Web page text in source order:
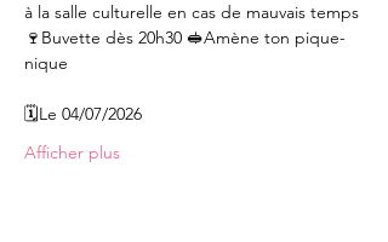
à la salle culturelle en cas de mauvais temps
🍷Buvette dès 20h30 🥪Amène ton pique-
nique
🗓️Le 04/07/2026
Afficher plus